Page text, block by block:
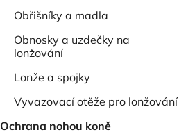
Obřišníky a madla
Obnosky a uzdečky na
lonžování
Lonže a spojky
Vyvazovací otěže pro lonžování
Ochrana nohou koně